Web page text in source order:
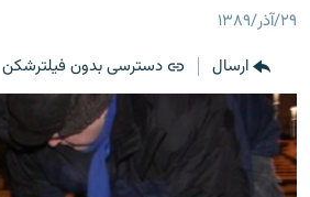
رفتن
صفحه
جستجوبرنامه‌های رادیویی
فرکانس‌ها
پادکست
چندرسانه‌ای
گزارش‌های تصویری
گزارش‌های ویدئویی
زنان فردا
English
۲۹/آذر/۱۳۸۹
ارسال
دسترسی بدون فیلترشکن